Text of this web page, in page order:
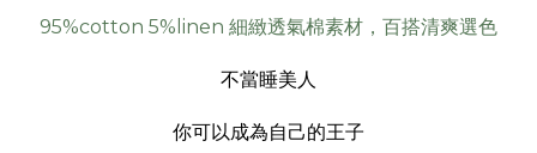
95%cotton 5%linen 細緻透氣棉素材，百搭清爽選色
不當睡美人
你可以成為自己的王子